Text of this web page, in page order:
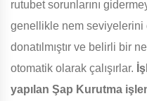
rutubet sorunlarını
genellikle nem seviyelerini
donatılmıştır ve belirli bir
otomatik olarak çalışırlar.
yapılan Şap Kurutma